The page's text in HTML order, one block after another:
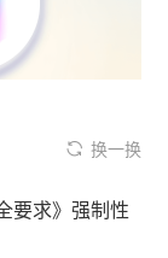
换一换
要求》强制性